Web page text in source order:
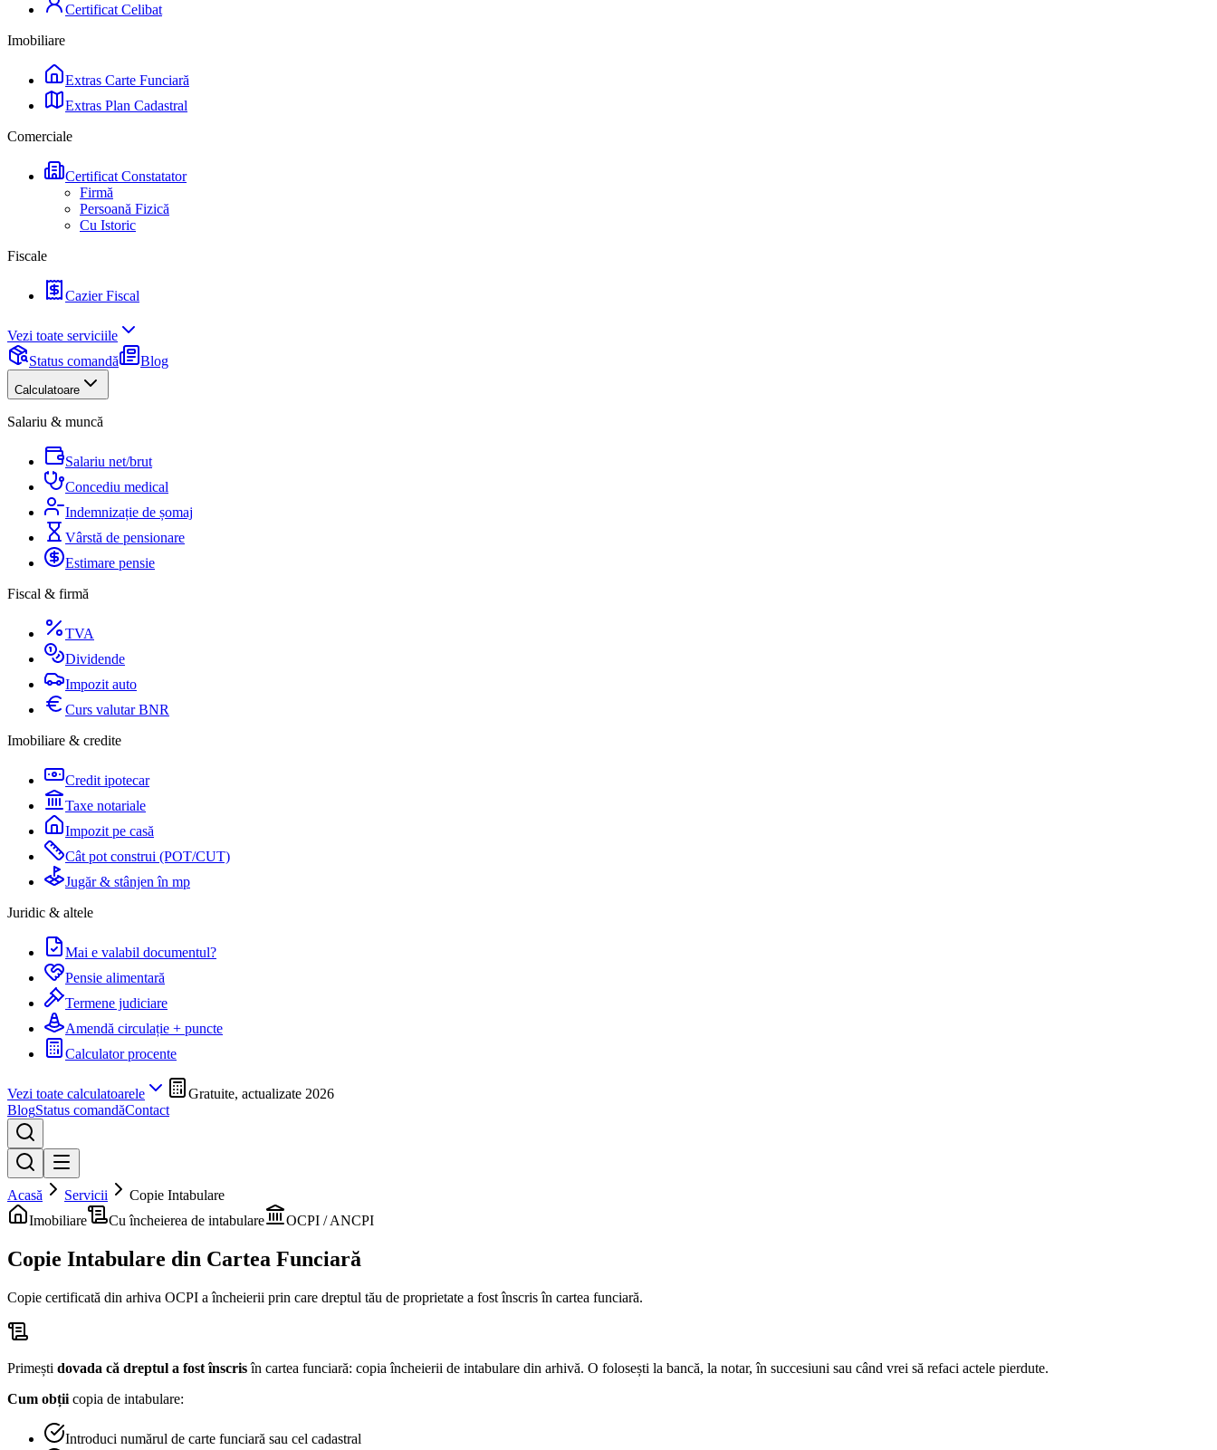
Certificat Celibat
Imobiliare
Extras Carte Funciară
Extras Plan Cadastral
Comerciale
Certificat Constatator
Firmă
Persoană Fizică
Cu Istoric
Fiscale
Cazier Fiscal
Vezi toate serviciile
Status comandă
Blog
Calculatoare
Salariu & muncă
Salariu net/brut
Concediu medical
Indemnizație de șomaj
Vârstă de pensionare
Estimare pensie
Fiscal & firmă
TVA
Dividende
Impozit auto
Curs valutar BNR
Imobiliare & credite
Credit ipotecar
Taxe notariale
Impozit pe casă
Cât pot construi (POT/CUT)
Jugăr & stânjen în mp
Juridic & altele
Mai e valabil documentul?
Pensie alimentară
Termene judiciare
Amendă circulație + puncte
Calculator procente
Vezi toate calculatoarele
Gratuite, actualizate 2026
BlogStatus comandăContact
Acasă Servicii
Copie Intabulare
Imobiliare
Cu încheierea de intabulare OCPI / ANCPI
Copie Intabulare din Cartea Funciară
Copie certificată din arhiva OCPI a încheierii prin care dreptul tău de proprietate a fost înscris în cartea funciară.
Primești dovada că dreptul a fost înscrisîn cartea funciară: copia încheierii de intabulare din arhivă. O folosești la bancă, la notar, în succesiuni sau când vrei să refaci actele pierdute.
Cum obții copia de intabulare:
Introduci numărul de carte funciară sau cel cadastral